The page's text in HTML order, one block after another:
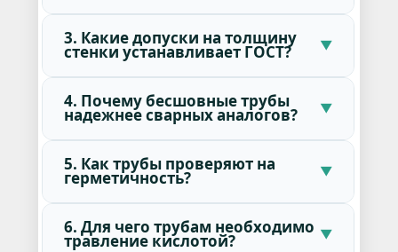
3. Какие допуски на толщину
стенки устанавливает ГОСТ?
4. Почему бесшовные трубы
надежнее сварных аналогов?
5. Как трубы проверяют на
герметичность?
6. Для чего трубам необходимо
травление кислотой?